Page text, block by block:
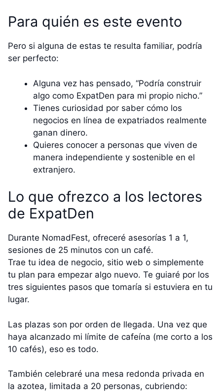
Para quién es este evento
Pero si alguna de estas te resulta familiar, podría
ser perfecto:
Alguna vez has pensado, “Podría construir
algo como ExpatDen para mi propio nicho.”
Tienes curiosidad por saber cómo los
negocios en línea de expatriados realmente
ganan dinero.
Quieres conocer a personas que viven de
manera independiente y sostenible en el
extranjero.
Lo que ofrezco a los lectores
de ExpatDen
Durante NomadFest, ofreceré asesorías 1 a 1,
sesiones de 25 minutos con un café.
Trae tu idea de negocio, sitio web o simplemente
tu plan para empezar algo nuevo. Te guiaré por los
tres siguientes pasos que tomaría si estuviera en tu
lugar.
Las plazas son por orden de llegada. Una vez que
haya alcanzado mi límite de cafeína (me corto a los
10 cafés), eso es todo.
También celebraré una mesa redonda privada en
la azotea, limitada a 20 personas, cubriendo: